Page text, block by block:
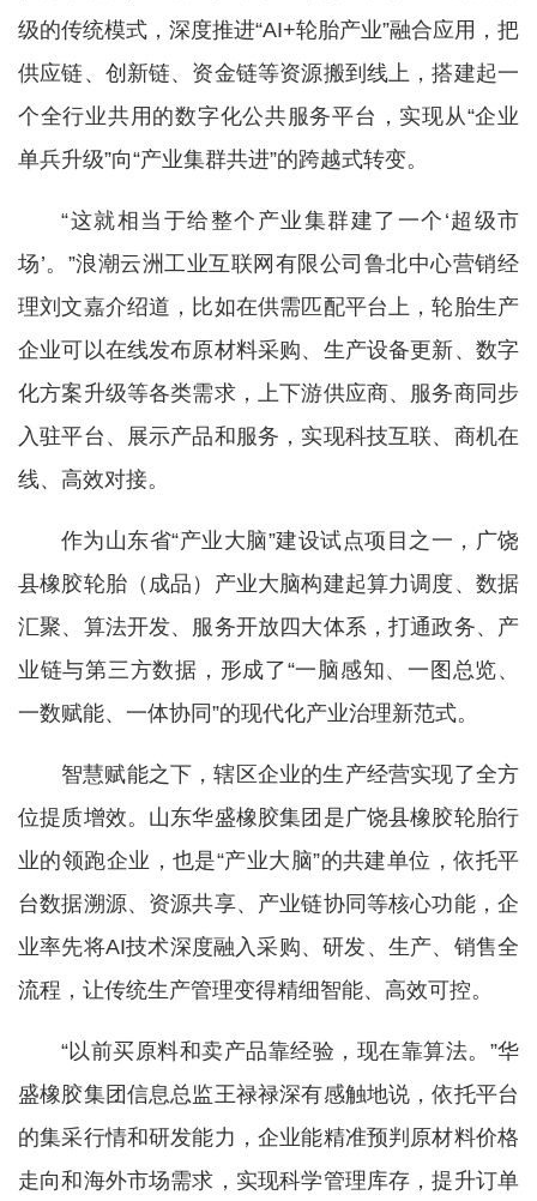
级的传统模式，深度推进“AI+轮胎产业”融合应用，把
供应链、创新链、资金链等资源搬到线上，搭建起一
个全行业共用的数字化公共服务平台，实现从“企业
单兵升级”向“产业集群共进”的跨越式转变。
“这就相当于给整个产业集群建了一个‘超级市
场’。”浪潮云洲工业互联网有限公司鲁北中心营销经
理刘文嘉介绍道，比如在供需匹配平台上，轮胎生产
企业可以在线发布原材料采购、生产设备更新、数字
化方案升级等各类需求，上下游供应商、服务商同步
入驻平台、展示产品和服务，实现科技互联、商机在
线、高效对接。
作为山东省“产业大脑”建设试点项目之一，广饶
县橡胶轮胎（成品）产业大脑构建起算力调度、数据
汇聚、算法开发、服务开放四大体系，打通政务、产
业链与第三方数据，形成了“一脑感知、一图总览、
一数赋能、一体协同”的现代化产业治理新范式。
智慧赋能之下，辖区企业的生产经营实现了全方
位提质增效。山东华盛橡胶集团是广饶县橡胶轮胎行
业的领跑企业，也是“产业大脑”的共建单位，依托平
台数据溯源、资源共享、产业链协同等核心功能，企
业率先将AI技术深度融入采购、研发、生产、销售全
流程，让传统生产管理变得精细智能、高效可控。
“以前买原料和卖产品靠经验，现在靠算法。”华
盛橡胶集团信息总监王禄禄深有感触地说，依托平台
的集采行情和研发能力，企业能精准预判原材料价格
走向和海外市场需求，实现科学管理库存，提升订单